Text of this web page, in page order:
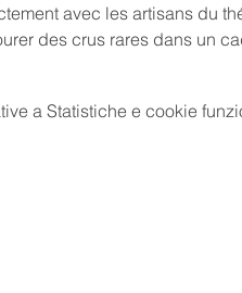
avec les artisans du
des crus rares dans un
a Statistiche e cookie